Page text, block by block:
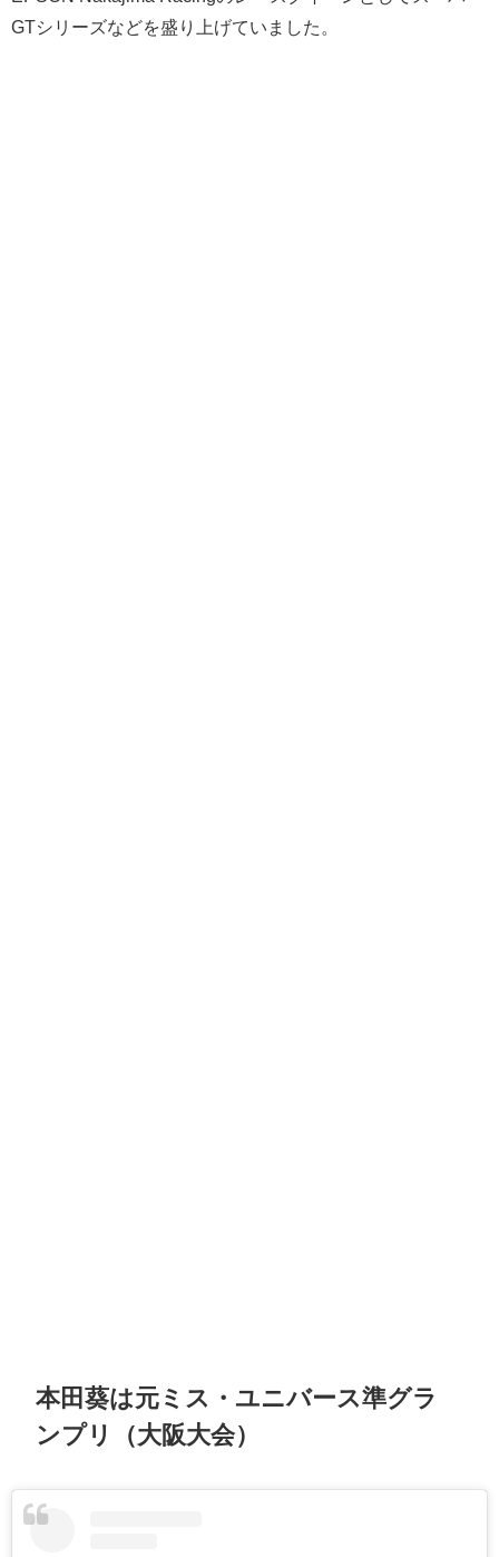
GTシリーズなどを盛り上げていました。
本田葵は元ミス・ユニバース準グラ
ンプリ（大阪大会）